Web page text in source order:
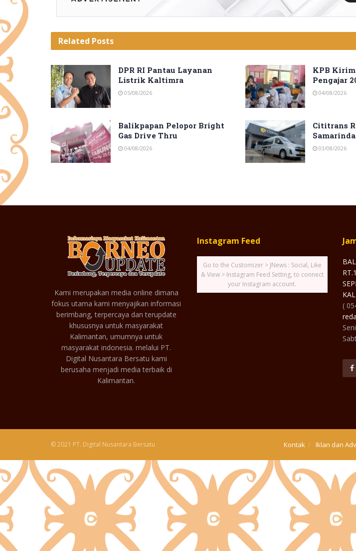
Related Posts
DPR RI Pantau Layanan
Listrik Kaltimra
05/08/2026
KPB
Pengajar
04/08/2026
Balikpapan Pelopor Bright
Gas Drive Thru
04/08/2026
Cititrans
Samarinda
03/08/2026
Kami merupakan media online dimana
fokus utama kami menyajikan informasi
berimbang, terpercaya dan terupdate
khususnya untuk masyarakat
Kalimantan, umumnya untuk
masyarakat indonesia. melalui PT.
Digital Nusantara Bersatu kami
berusaha menjadi media terbaik di
Kalimantan.
Instagram Feed
Go to the Customizer > JNews : Social, Like
& View > Instagram Feed Setting, to connect
your Instagram account.
(
Kontak Iklan dan
© 2021 PT. Digital Nusantara Bersatu